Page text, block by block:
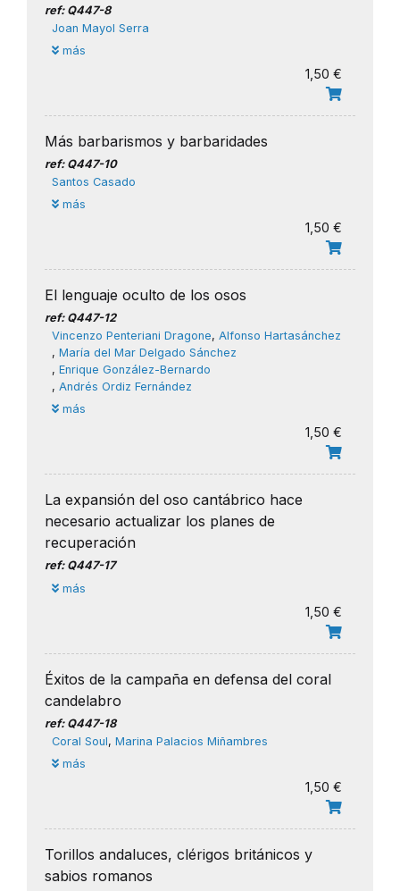
ref: Q447-8
Joan Mayol Serra
más
1,50 €
Más barbarismos y barbaridades
ref: Q447-10
Santos Casado
más
1,50 €
El lenguaje oculto de los osos
ref: Q447-12
Vincenzo Penteriani Dragone, Alfonso Hartasánchez
, María del Mar Delgado Sánchez
, Enrique González-Bernardo
, Andrés Ordiz Fernández
más
1,50 €
La expansión del oso cantábrico hace
necesario actualizar los planes de
recuperación
ref: Q447-17
más
1,50 €
Éxitos de la campaña en defensa del coral
candelabro
ref: Q447-18
Coral Soul, Marina Palacios Miñambres
más
1,50 €
Torillos andaluces, clérigos británicos y
sabios romanos